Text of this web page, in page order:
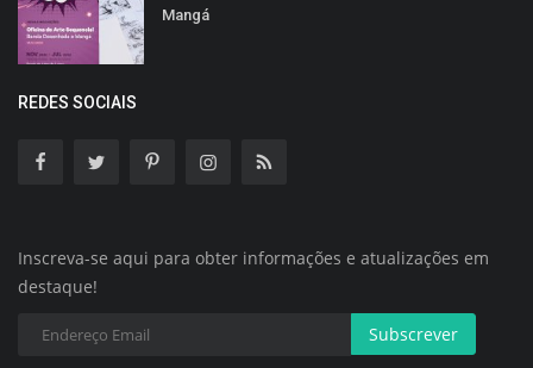
Mangá
REDES SOCIAIS
Inscreva-se aqui para obter informações e atualizações em
destaque!
Subscrever